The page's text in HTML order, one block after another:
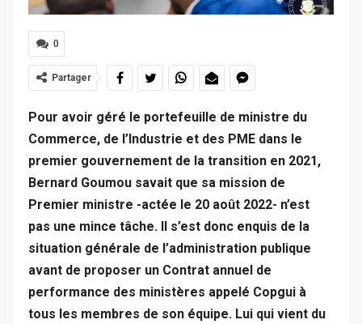
0
Partager
Pour avoir géré le portefeuille de ministre du
Commerce, de l’Industrie et des PME dans le
premier gouvernement de la transition en 2021,
Bernard Goumou savait que sa mission de
Premier ministre -actée le 20 août 2022- n’est
pas une mince tâche. Il s’est donc enquis de la
situation générale de l’administration publique
avant de proposer un Contrat annuel de
performance des ministères appelé Copgui à
tous les membres de son équipe. Lui qui vient du